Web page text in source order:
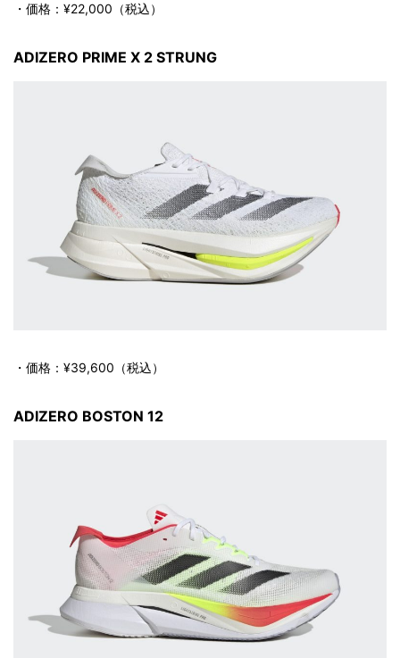
・価格：¥22,000（税込）
ADIZERO PRIME X 2 STRUNG
・価格：¥39,600（税込）
ADIZERO BOSTON 12